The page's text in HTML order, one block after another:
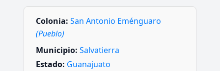
Colonia: San Antonio Eménguaro
(Pueblo)
Municipio: Salvatierra
Estado: Guanajuato